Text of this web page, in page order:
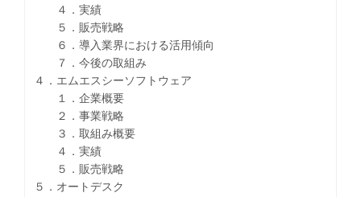
４．実績
５．販売戦略
６．導入業界における活用傾向
７．今後の取組み
４．エムエスシーソフトウェア
１．企業概要
２．事業戦略
３．取組み概要
４．実績
５．販売戦略
５．オートデスク